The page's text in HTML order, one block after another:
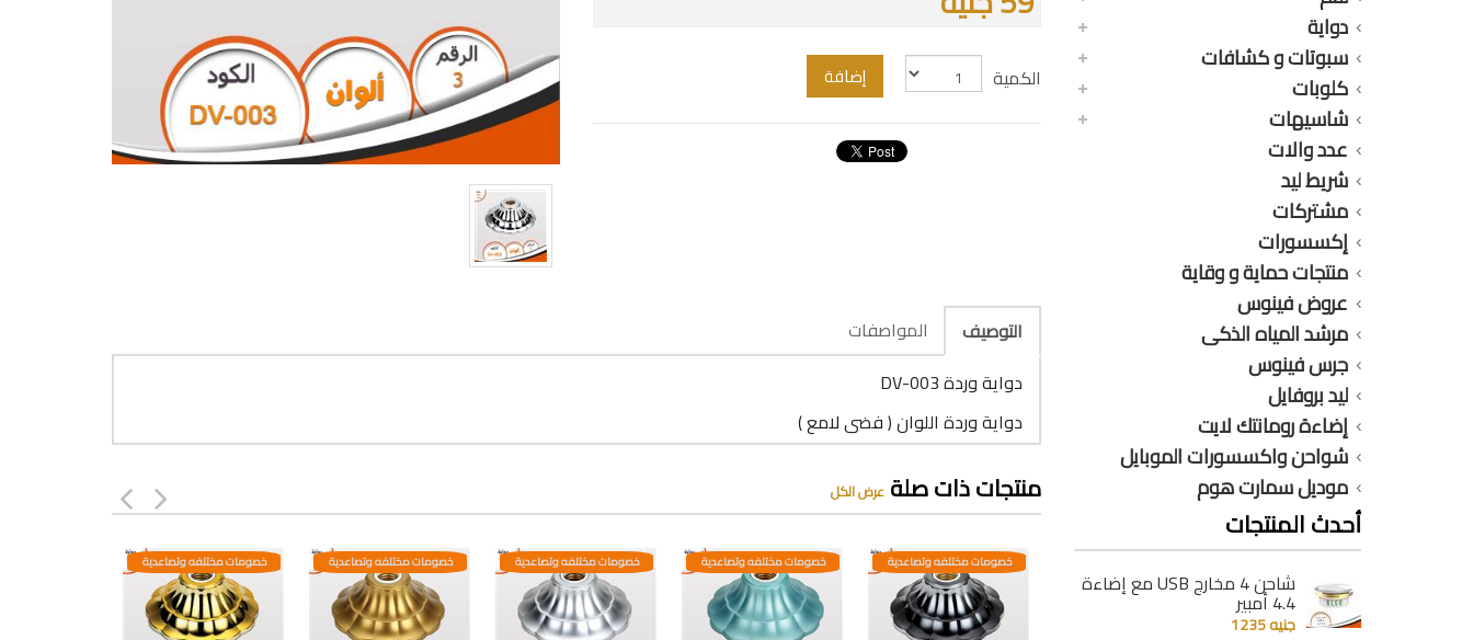
دواية
سبوتات و كشافات
كلوبات
شاسيهات
عدد والات
شريط ليد
مشتركات
إكسسورات
منتجات حماية و وقاية
عروض فينوس
مرشد المياه الذكى
جرس فينوس
ليد بروفايل
إضاءة رومانتك لايت
شواحن واكسسورات الموبايل
موديل سمارت هوم
أحدث المنتجات
شاحن 4 مخارج USB مع إضاءة
4.4 أمبير
جنيه 1235
الكمية إضافة
التوصيف
المواصفات
دواية وردة DV-003
دواية وردة اللوان ( فضى لامع )
منتجات ذات صلةعرض الكل
خصومات مختلفه وتصاعدية خصومات مختلفه وتصاعدية خصومات مختلفه وتصاعدية خصومات مختلفه وتصاعدية خصومات مختلفه وتصاعدية